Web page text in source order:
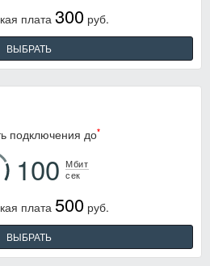
плата 300руб.
ВЫБРАТЬ
подключения до*
100 Мбит
плата 500руб.
ВЫБРАТЬ